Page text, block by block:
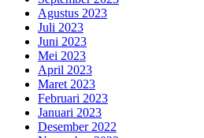
Agustus 2023
Juli 2023
Juni 2023
Mei 2023
April 2023
Maret 2023
Februari 2023
Januari 2023
Desember 2022